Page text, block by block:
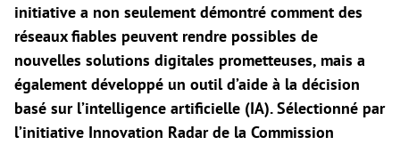
initiative a non seulement démontré comment des
réseaux fiables peuvent rendre possibles de
nouvelles solutions digitales prometteuses, mais a
également développé un outil d’aide à la décision
basé sur l’intelligence artificielle (IA). Sélectionné par
l’initiative Innovation Radar de la Commission